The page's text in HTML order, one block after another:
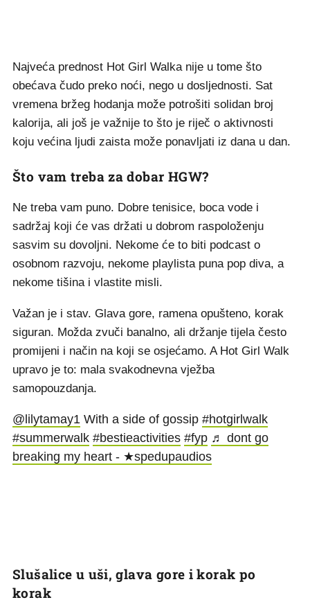
Najveća prednost Hot Girl Walka nije u tome što
obećava čudo preko noći, nego u dosljednosti. Sat
vremena bržeg hodanja može potrošiti solidan broj
kalorija, ali još je važnije to što je riječ o aktivnosti
koju većina ljudi zaista može ponavljati iz dana u dan.
Što vam treba za dobar HGW?
Ne treba vam puno. Dobre tenisice, boca vode i
sadržaj koji će vas držati u dobrom raspoloženju
sasvim su dovoljni. Nekome će to biti podcast o
osobnom razvoju, nekome playlista puna pop diva, a
nekome tišina i vlastite misli.
Važan je i stav. Glava gore, ramena opušteno, korak
siguran. Možda zvuči banalno, ali držanje tijela često
promijeni i način na koji se osjećamo. A Hot Girl Walk
upravo je to: mala svakodnevna vježba
samopouzdanja.
@lilytamay1 With a side of gossip #hotgirlwalk
#summerwalk #bestieactivities #fyp ♬ dont go
breaking my heart - ★spedupaudios
Slušalice u uši, glava gore i korak po
korak